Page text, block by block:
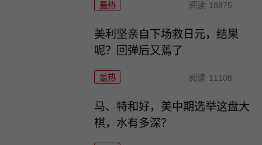
最热 阅读 18875
美利坚亲自下场救日元，结果
呢？回弹后又蔫了
最热 阅读 11108
马、特和好，美中期选举这盘大
棋，水有多深？